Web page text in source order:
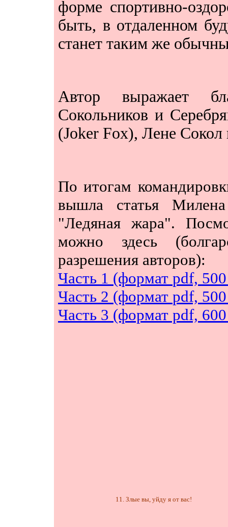
форме спортивно-
быть, в отдаленном
станет таким же
Автор выражает
Сокольников и
(Joker Fox), Лене
По итогам
вышла статья
"Ледяная жара".
можно здесь
разрешения авторов):
Часть 1 (формат pdf,
Часть 2 (формат pdf,
Часть 3 (формат pdf,
11. Злые вы, уйду я от вас!